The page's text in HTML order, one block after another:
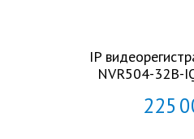
IP
NVR504-32B-
225